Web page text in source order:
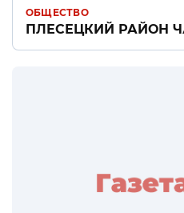
ОБЩЕСТВО
ПЛЕСЕЦКИЙ РАЙОН